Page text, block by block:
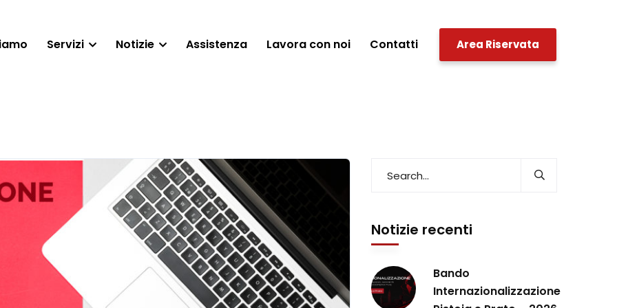
Servizi Notizie Assistenza Lavora con noi Contatti Area Riservata
Notizie recenti
Bando
Internazionalizzazione